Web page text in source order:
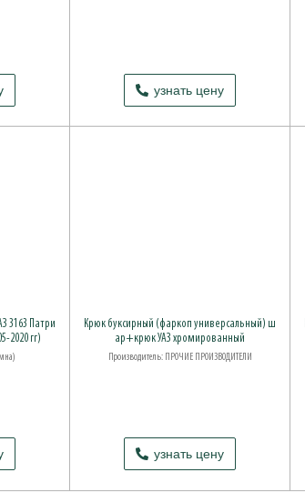
узнать цену
3163 Патри
2020 гг)
Крюк буксирный (фаркоп универсальный) ш
ар+крюк УАЗ хромированный
Производитель: ПРОЧИЕ ПРОИЗВОДИТЕЛИ
узнать цену